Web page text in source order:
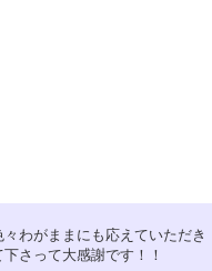
わがままにも応えていただき
さって大感謝です！！